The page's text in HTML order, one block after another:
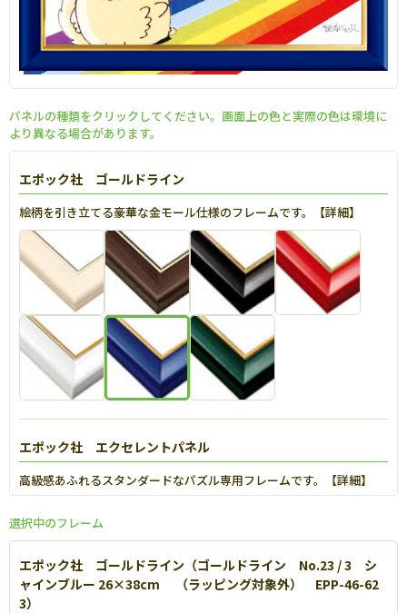
パネルの種類をクリックしてください。画面上の色と実際の色は環境に
より異なる場合があります。
エポック社 ゴールドライン
絵柄を引き立てる豪華な金モール仕様のフレームです。【詳細】
エポック社 エクセレントパネル
高級感あふれるスタンダードなパズル専用フレームです。【詳細】
選択中のフレーム
エポック社 ゴールドライン（ゴールドライン No.23 / 3 シ
ャインブルー 26×38cm （ラッピング対象外） EPP-46-62
3）